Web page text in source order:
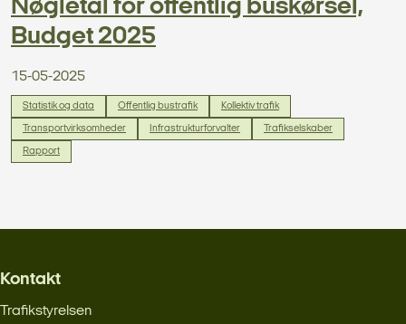
Nøgletal for offentlig buskørsel,
Budget 2025
15-05-2025
Statistik og data Offentlig bustrafik Kollektiv trafik
Transportvirksomheder Infrastrukturforvalter Trafikselskaber
Rapport
Kontakt
Trafikstyrelsen